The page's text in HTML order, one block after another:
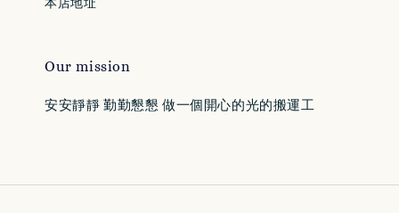
本店地址
Our mission
安安靜靜 勤勤懇懇 做一個開心的光的搬運工